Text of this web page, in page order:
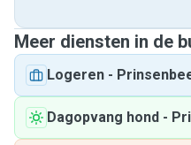
Meer diensten in de
Logeren -
Dagopvang hond -